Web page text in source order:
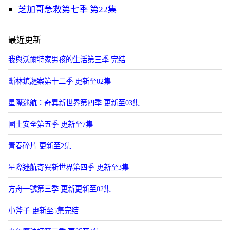
芝加哥急救第七季 第22集
最近更新
我與沃爾特家男孩的生活第三季 完结
斷林鎮謎案第十二季 更新至02集
星際迷航：奇異新世界第四季 更新至03集
國土安全第五季 更新至7集
青春碎片 更新至2集
星際迷航奇異新世界第四季 更新至3集
方舟一號第三季 更新更新至02集
小斧子 更新至5集完结